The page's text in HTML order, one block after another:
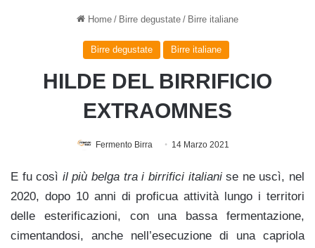
Home / Birre degustate / Birre italiane
Birre degustate Birre italiane
HILDE DEL BIRRIFICIO
EXTRAOMNES
Fermento Birra 14 Marzo 2021
E fu così il più belga tra i birrifici italianise ne uscì, nel
2020, dopo 10 anni di proficua attività lungo i territori
delle esterificazioni, con una bassa fermentazione,
cimentandosi, anche nell’esecuzione di una capriola